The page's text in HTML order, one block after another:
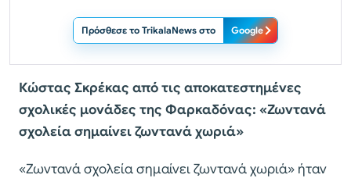
Πρόσθεσε το TrikalaNews στο Google
Κώστας Σκρέκας από τις αποκατεστημένες
σχολικές μονάδες της Φαρκαδόνας: «Ζωντανά
σχολεία σημαίνει ζωντανά χωριά»
«Ζωντανά σχολεία σημαίνει ζωντανά χωριά» ήταν